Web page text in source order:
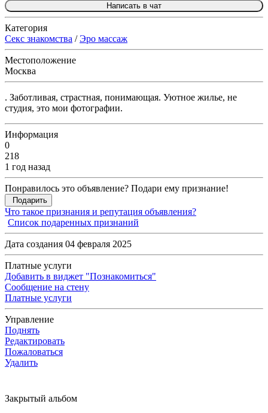
Написать в чат
Категория
Секс знакомства /Эро массаж
Местоположение
Москва
. Заботливая, страстная, понимающая. Уютное жилье, не
студия, это мои фотографии.
Информация
0
218
1 год назад
Понравилось это объявление? Подари ему признание!
Подарить
Что такое признания и репутация объявления?
Список подаренных признаний
Дата создания 04 февраля 2025
Платные услуги
Добавить в виджет "Познакомиться"
Сообщение на стену
Платные услуги
Управление
Поднять
Редактировать
Пожаловаться
Удалить
Закрытый альбом